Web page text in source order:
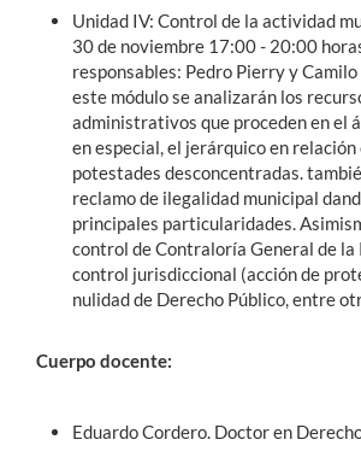
Unidad IV: Control de la actividad
30 de noviembre 17:00 - 20:00
responsables: Pedro Pierry y
este módulo se analizarán los
administrativos que proceden en el
en especial, el jerárquico en relación
potestades desconcentradas.
reclamo de ilegalidad municipal
principales particularidades.
control de Contraloría General de la
control jurisdiccional (acción de
nulidad de Derecho Público, entre
Cuerpo docente:
Eduardo Cordero. Doctor en